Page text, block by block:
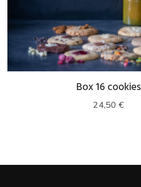
Box 16 cookies
24,50 €